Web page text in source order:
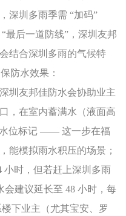
深圳多雨季需 “加码”
最后一道防线”，深圳友邦
结合深圳多雨的气候特
防水效果：
圳友邦佳防水会协助业主
，在室内蓄满水（液面高
水位标记 —— 这一步在福
能模拟雨水积压的场景；
小时，但若赶上深圳多雨
会建议延长至 48 小时，每
下业主（尤其宝安、罗